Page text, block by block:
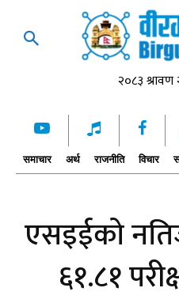
समाचार अर्थ राजनीति विचार
एसइईको
६१.८१